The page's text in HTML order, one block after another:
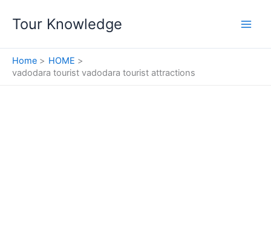
Tour Knowledge
Home
HOME
vadodara tourist vadodara tourist attractions